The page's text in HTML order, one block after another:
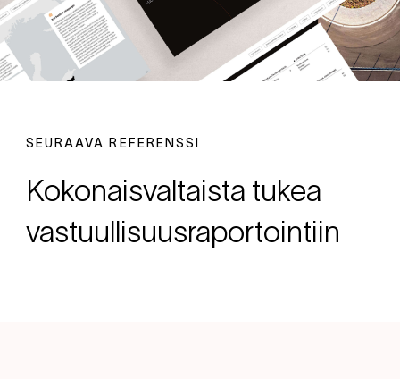
SEURAAVA REFERENSSI
Kokonaisvaltaista tukea
vastuullisuusraportointiin